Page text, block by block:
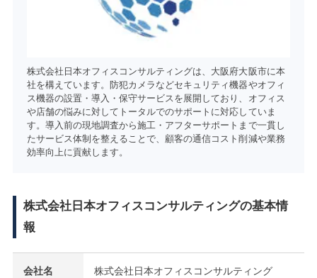
株式会社日本オフィスコンサルティングは、大阪府大阪市に本
社を構えています。防犯カメラなどセキュリティ機器やオフィ
ス機器の設置・導入・保守サービスを展開しており、オフィス
や店舗の悩みに対してトータルでのサポートに対応していま
す。導入前の現地調査から施工・アフターサポートまで一貫し
たサービス体制を整えることで、顧客の通信コスト削減や業務
効率向上に貢献します。
株式会社日本オフィスコンサルティングの基本情
報
会社名 株式会社日本オフィスコンサルティング